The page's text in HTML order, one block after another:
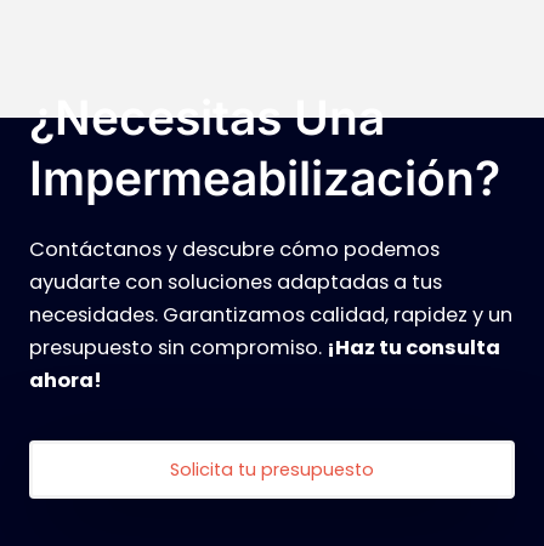
¿Necesitas Una
Impermeabilización?
Contáctanos y descubre cómo podemos
ayudarte con soluciones adaptadas a tus
necesidades. Garantizamos calidad, rapidez y un
presupuesto sin compromiso. ¡Haz tu consulta
ahora!
Solicita tu presupuesto